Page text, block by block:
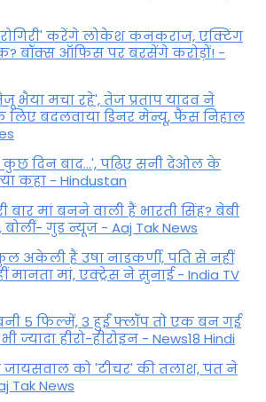
करेंगे लोकेश कनकराज, एक्टिंग
बॉक्स ऑफिस पर बरसेंगे करोड़ों! -
भैया मचा रहे', तेज प्रताप यादव ने
लिए बदलवाया डिनर मेन्यू, फैंस न‍िहाल
कुछ दिन बाद...', पढ़िए सनी देओल के
कहा - Hindustan
बार मां बनने वाली हैं भारती सिंह? बेबी
गुड न्यूज - Aaj Tak News
अकेली हैं उषा नाडकर्णी, पति से नहीं
मानता मां, एक्ट्रेस ने सुनाई - India TV
5 फिल्में, 3 हुईं फ्लॉप तो एक बन गई
ज्यादा हीरो-हीरोइन - News18 Hindi
को 'टीचर' की तलाश, पंत ने
Tak News